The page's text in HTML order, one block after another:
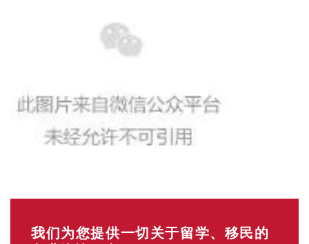
我们为您提供一切关于留学、移民的